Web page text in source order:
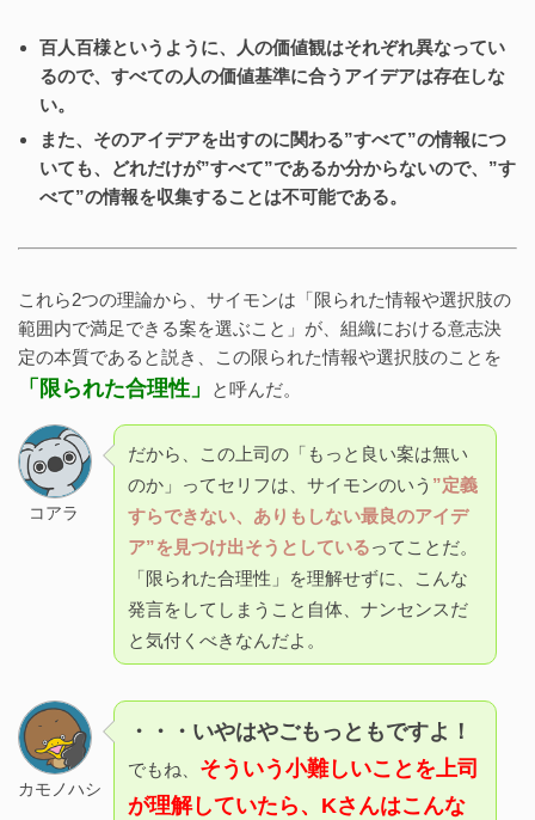
百人百様というように、人の価値観はそれぞれ異なってい
るので、すべての人の価値基準に合うアイデアは存在しな
い。
また、そのアイデアを出すのに関わる”すべて”の情報につ
いても、どれだけが”すべて”であるか分からないので、”す
べて”の情報を収集することは不可能である。
これら2つの理論から、サイモンは「限られた情報や選択肢の
範囲内で満足できる案を選ぶこと」が、組織における意志決
定の本質であると説き、この限られた情報や選択肢のことを
「限られた合理性」 と呼んだ。
コアラ
だから、この上司の「もっと良い案は無い
のか」ってセリフは、サイモンのいう ”定義
すらできない、ありもしない最良のアイデ
ア”を見つけ出そうとしているってことだ。
「限られた合理性」を理解せずに、こんな
発言をしてしまうこと自体、ナンセンスだ
と気付くべきなんだよ。
カモノハシ
・・・いやはやごもっともですよ！
でもね、 そういう小難しいことを上司
が理解していたら、Kさんはこんな